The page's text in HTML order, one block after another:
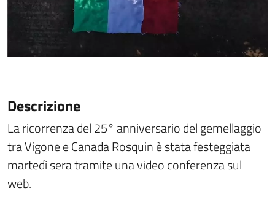
Descrizione
La ricorrenza del 25° anniversario del gemellaggio
tra Vigone e Canada Rosquin è stata festeggiata
martedì sera tramite una video conferenza sul
web.